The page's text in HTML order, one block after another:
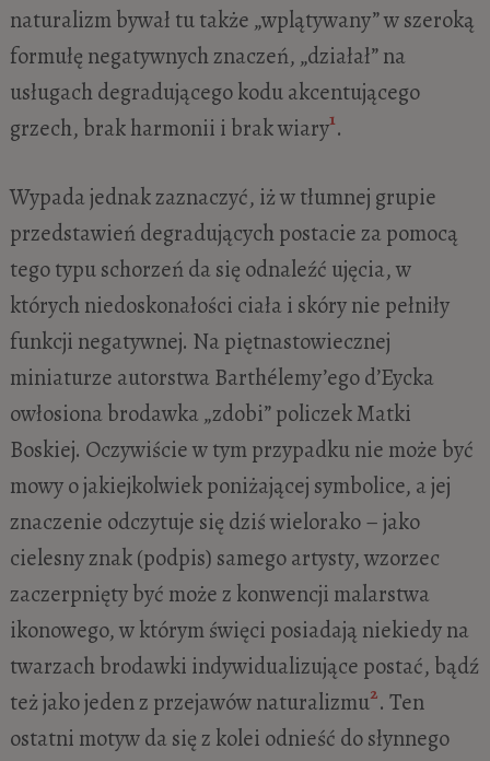
naturalizm bywał tu także „wplątywany” w szeroką
formułę negatywnych znaczeń, „działał” na
usługach degradującego kodu akcentującego
grzech, brak harmonii i brak wiary1.
Wypada jednak zaznaczyć, iż w tłumnej grupie
przedstawień degradujących postacie za pomocą
tego typu schorzeń da się odnaleźć ujęcia, w
których niedoskonałości ciała i skóry nie pełniły
funkcji negatywnej. Na piętnastowiecznej
miniaturze autorstwa Barthélemy’ego d’Eycka
owłosiona brodawka „zdobi” policzek Matki
Boskiej. Oczywiście w tym przypadku nie może być
mowy o jakiejkolwiek poniżającej symbolice, a jej
znaczenie odczytuje się dziś wielorako – jako
cielesny znak (podpis) samego artysty, wzorzec
zaczerpnięty być może z konwencji malarstwa
ikonowego, w którym święci posiadają niekiedy na
twarzach brodawki indywidualizujące postać, bądź
też jako jeden z przejawów naturalizmu2. Ten
ostatni motyw da się z kolei odnieść do słynnego